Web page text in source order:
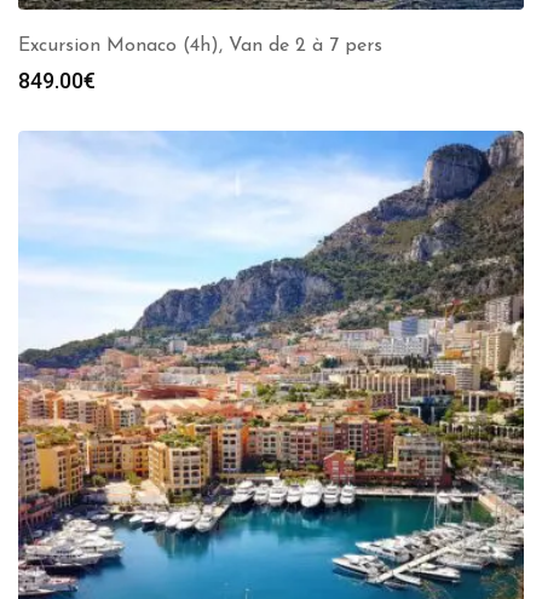
Excursion Monaco (4h), Van de 2 à 7 pers
849.00€